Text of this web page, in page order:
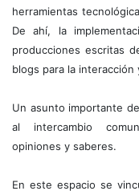
herramientas
De ahí, la
producciones escritas
blogs para la
Un asunto importante
al intercambio
opiniones y saberes.
En este espacio se